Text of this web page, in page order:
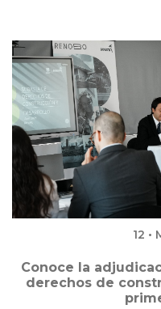
12 •
Conoce la
derechos de